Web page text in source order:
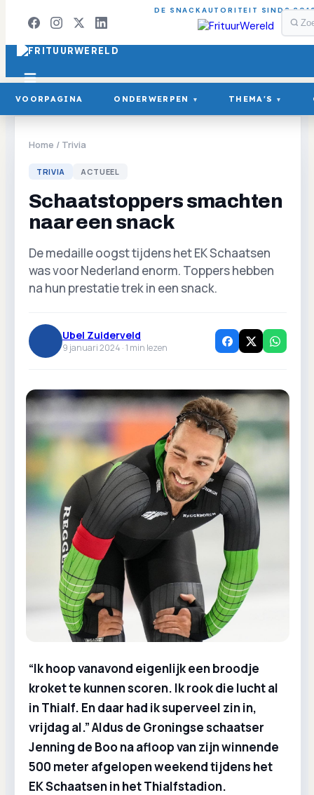
DE SNACKAUTORITEIT SINDS
VOORPAGINA ONDERWERPEN ▾ THEMA'S ▾
Home / Trivia
TRIVIA ACTUEEL
Schaatstoppers smachten
naar een snack
De medaille oogst tijdens het EK Schaatsen
was voor Nederland enorm. Toppers hebben
na hun prestatie trek in een snack.
Ubel Zuiderveld
9 januari 2024 ·1 min lezen
“Ik hoop vanavond eigenlijk een broodje
kroket te kunnen scoren. Ik rook die lucht al
in Thialf. En daar had ik superveel zin in,
vrijdag al.” Aldus de Groningse schaatser
Jenning de Boo na afloop van zijn winnende
500 meter afgelopen weekend tijdens het
EK Schaatsen in het Thialfstadion.